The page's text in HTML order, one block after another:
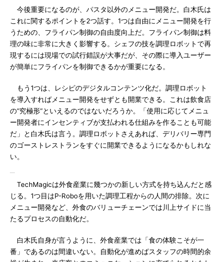
今後重要になるのが、パスタ以外のメニュー開発だ。白木氏は
これに関するポイントを2つ話す。1つは自由にメニュー開発を行
うための、フライパン制御の自由度向上だ。フライパン制御は料
理の味に非常に大きく影響する。シェフの技を調理ロボットで再
現するには現場での試行錯誤が大事だが、その際に導入ユーザー
が簡単にフライパンを制御できるかが重要になる。
もう1つは、レシピのデジタルコンテンツ化だ。調理ロボット
を導入すればメニュー開発をせずとも開業できる。これは飲食店
の“究極形”といえるのではないだろうか。「使用に応じてメニュ
ー開発者にインセンティブが支払われる仕組みを作ることも可能
だ」と白木氏は言う。調理ロボットさえあれば、デリバリー専門
のゴーストレストランをすぐに開業できるようになるかもしれな
い。
TechMagicは外食産業に幾つかの新しい方式を持ち込んだと感
じる。1つ目はP-Roboを用いた調理工程からの人間の排除。次に
メニュー開発など、外食のバリューチェーンでは川上サイドに当
たるプロセスの自動化だ。
白木氏自身が言うように、外食産業では「食の体験こそが一
番」であるのは間違いない。自動化が進めばスタッフの時間的余